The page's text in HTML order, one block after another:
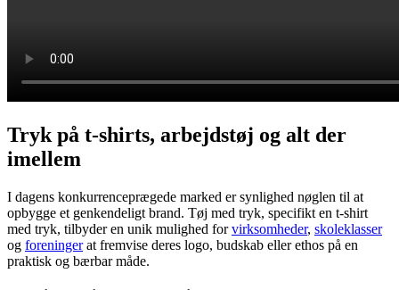
Tryk på t-shirts, arbejdstøj og alt der
imellem
I dagens konkurrenceprægede marked er synlighed nøglen til at
opbygge et genkendeligt brand. Tøj med tryk, specifikt en t-shirt
med tryk, tilbyder en unik mulighed forvirksomheder, skoleklasser
og foreningerat fremvise deres logo, budskab eller ethos på en
praktisk og bærbar måde.